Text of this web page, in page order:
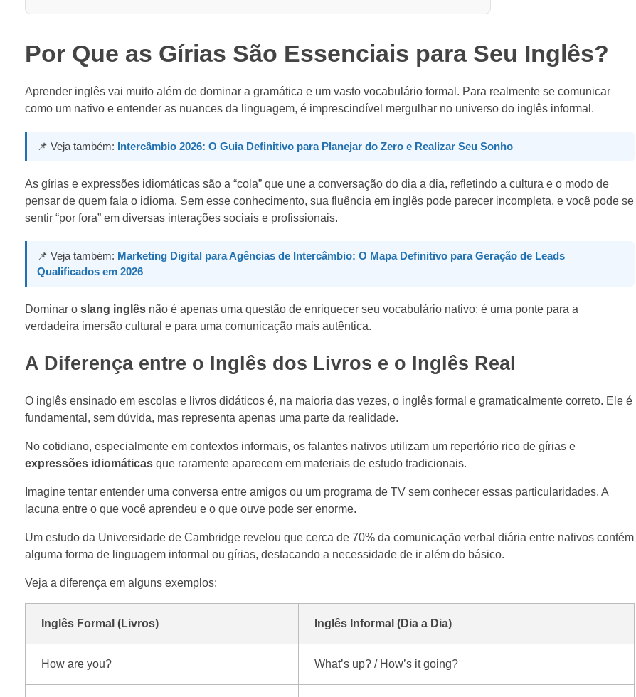
Por Que as Gírias São Essenciais para Seu Inglês?
Aprender inglês vai muito além de dominar a gramática e um vasto vocabulário formal. Para realmente se comunicar
como um nativo e entender as nuances da linguagem, é imprescindível mergulhar no universo do inglês informal.
📌 Veja também: Intercâmbio 2026: O Guia Definitivo para Planejar do Zero e Realizar Seu Sonho
As gírias e expressões idiomáticas são a “cola” que une a conversação do dia a dia, refletindo a cultura e o modo de
pensar de quem fala o idioma. Sem esse conhecimento, sua fluência em inglês pode parecer incompleta, e você pode se
sentir “por fora” em diversas interações sociais e profissionais.
📌 Veja também: Marketing Digital para Agências de Intercâmbio: O Mapa Definitivo para Geração de Leads
Qualificados em 2026
Dominar o slang inglês não é apenas uma questão de enriquecer seu vocabulário nativo; é uma ponte para a
verdadeira imersão cultural e para uma comunicação mais autêntica.
A Diferença entre o Inglês dos Livros e o Inglês Real
O inglês ensinado em escolas e livros didáticos é, na maioria das vezes, o inglês formal e gramaticalmente correto. Ele é
fundamental, sem dúvida, mas representa apenas uma parte da realidade.
No cotidiano, especialmente em contextos informais, os falantes nativos utilizam um repertório rico de gírias e
expressões idiomáticas que raramente aparecem em materiais de estudo tradicionais.
Imagine tentar entender uma conversa entre amigos ou um programa de TV sem conhecer essas particularidades. A
lacuna entre o que você aprendeu e o que ouve pode ser enorme.
Um estudo da Universidade de Cambridge revelou que cerca de 70% da comunicação verbal diária entre nativos contém
alguma forma de linguagem informal ou gírias, destacando a necessidade de ir além do básico.
Veja a diferença em alguns exemplos:
Inglês Formal (Livros) Inglês Informal (Dia a Dia)
How are you? What’s up? / How’s it going?